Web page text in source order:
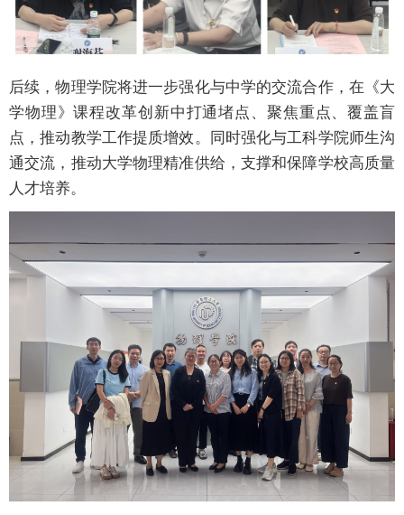
后续，物理学院将进一步强化与中学的交流合作，在《大
学物理》课程改革创新中打通堵点、聚焦重点、覆盖盲
点，推动教学工作提质增效。同时强化与工科学院师生沟
通交流，推动大学物理精准供给，支撑和保障学校高质量
人才培养。